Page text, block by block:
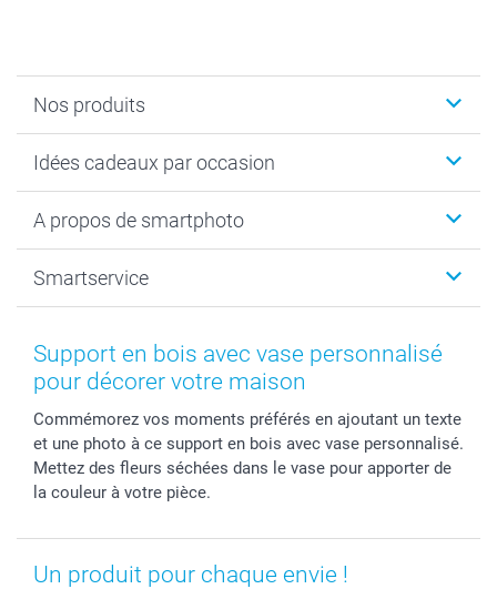
Nos produits
Calendrier photo & Agenda photo
Tirage photo & agrandissement
Faire-part & Cartes
Coques smartphone
Stickers & Etiquettes
Dénicheur d'idées cadeau
Idées cadeaux par occasion
Anniversaire
Naissance & baptême
Fête des Mères
Fête des Pères
Baptême
Toussaint
Rentrée des classes
Vacances
A propos de smartphoto
Plan du site
Droit de rétraction
Plaintes
Gestion des cookies
Tarifs
Partenariats & Influence
Smartservice
Aide
smartbonus
Livraison
Modes de paiement
Grandes quantités
Support en bois avec vase personnalisé
pour décorer votre maison
Commémorez vos moments préférés en ajoutant un texte
et une photo à ce support en bois avec vase personnalisé.
Mettez des fleurs séchées dans le vase pour apporter de
la couleur à votre pièce.
Un produit pour chaque envie !